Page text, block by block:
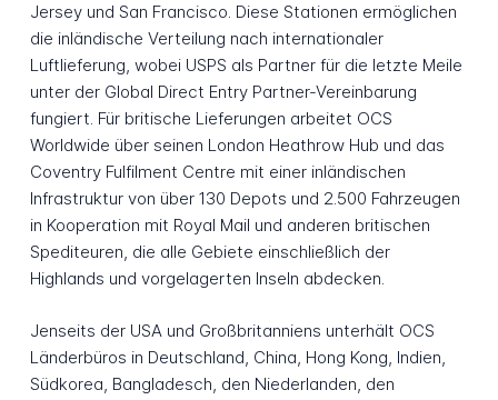
Jersey und San Francisco. Diese Stationen ermöglichen
die inländische Verteilung nach internationaler
Luftlieferung, wobei USPS als Partner für die letzte Meile
unter der Global Direct Entry Partner-Vereinbarung
fungiert. Für britische Lieferungen arbeitet OCS
Worldwide über seinen London Heathrow Hub und das
Coventry Fulfilment Centre mit einer inländischen
Infrastruktur von über 130 Depots und 2.500 Fahrzeugen
in Kooperation mit Royal Mail und anderen britischen
Spediteuren, die alle Gebiete einschließlich der
Highlands und vorgelagerten Inseln abdecken.
Jenseits der USA und Großbritanniens unterhält OCS
Länderbüros in Deutschland, China, Hong Kong, Indien,
Südkorea, Bangladesch, den Niederlanden, den